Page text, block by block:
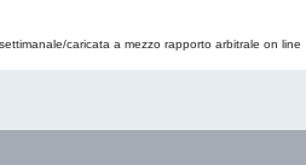
caricata a mezzo rapporto arbitrale on line